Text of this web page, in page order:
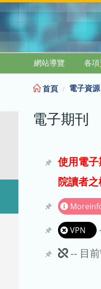
網站導覽 各
首頁 電子資源
電子期刊
使用電
院讀者
VPN
此
-- 目